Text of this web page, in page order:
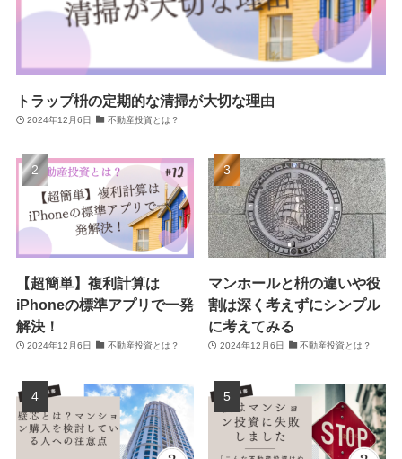
トラップ枡の定期的な清掃が大切な理由
2024年12月6日 不動産投資とは？
【超簡単】複利計算は
iPhoneの標準アプリで一発
解決！
2024年12月6日 不動産投資とは？
マンホールと枡の違いや役
割は深く考えずにシンプル
に考えてみる
2024年12月6日 不動産投資とは？